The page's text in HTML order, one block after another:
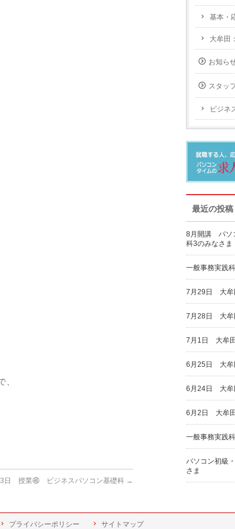
、
日 授業㊻ ビジネスパソコン基礎科 →
基本・
大牟田
お知ら
スタッ
ビジネ
最近の投稿
8月開講 パソ
科3のみなさま
一般事務実践
7月29日 大牟
7月28日 大牟
7月1日 大牟
6月25日 大牟
6月24日 大牟
6月2日 大牟
一般事務実践
パソコン初級
さま
プライバシーポリシー サイトマップ